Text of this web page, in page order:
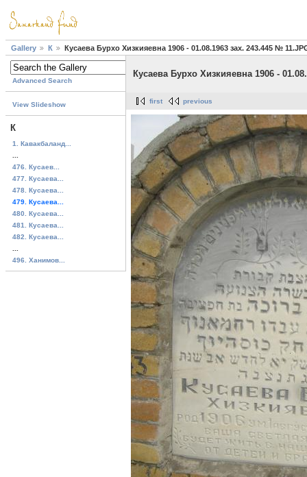
Gallery К Кусаева Бурхо Хизкияевна 1906 - 01.08.1963 зах. 243.445 №
Advanced Search
View Slideshow
К
1. Кавакбаланд...
476. Кусаев...
477. Кусаева...
478. Кусаева...
479. Кусаева...
480. Кусаева...
481. Кусаева...
482. Кусаева...
496. Ханимов...
Кусаева Бурхо Хизкияевна 1906 -
first previous